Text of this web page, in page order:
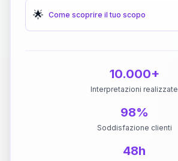
🌟 Come scoprire il tuo scopo
10.000+
Interpretazioni realizzate
98%
Soddisfazione clienti
48h